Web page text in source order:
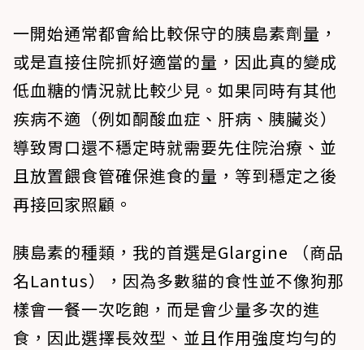
一開始通常都會給比較保守的胰島素劑量，
或是直接住院抓好適當的量，因此真的變成
低血糖的情況就比較少見。如果同時有其他
疾病不適（例如酮酸血症、肝病、胰臟炎）
導致胃口還不穩定時就需要先住院治療、並
且放置餵食管確保進食的量，等到穩定之後
再接回家照顧。
胰島素的種類，我的首選是Glargine （商品
名Lantus），因為多數貓的食性並不像狗那
樣會一餐一次吃飽，而是會少量多次的進
食，因此選擇長效型、並且作用強度均勻的